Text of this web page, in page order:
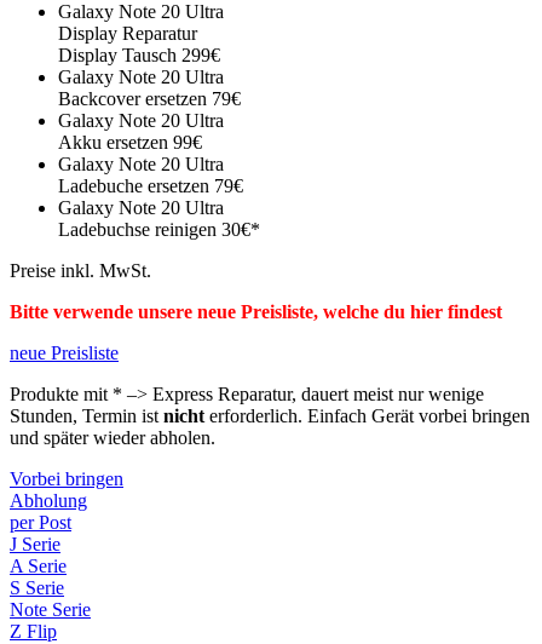
Galaxy Note 20 Ultra
Display Reparatur
Display Tausch 299€
Galaxy Note 20 Ultra
Backcover ersetzen 79€
Galaxy Note 20 Ultra
Akku ersetzen 99€
Galaxy Note 20 Ultra
Ladebuche ersetzen 79€
Galaxy Note 20 Ultra
Ladebuchse reinigen 30€*
Preise inkl. MwSt.
Bitte verwende unsere neue Preisliste, welche du hier findest
neue Preisliste
Produkte mit * –> Express Reparatur, dauert meist nur wenige
Stunden, Termin ist nicht erforderlich. Einfach Gerät vorbei bringen
und später wieder abholen.
Vorbei bringen
Abholung
per Post
J Serie
A Serie
S Serie
Note Serie
Z Flip